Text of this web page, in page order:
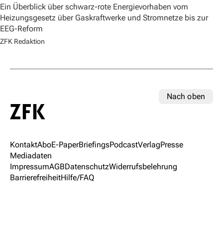
Ein Überblick über schwarz-rote Energievorhaben vom
Heizungsgesetz über Gaskraftwerke und Stromnetze bis zur
EEG-Reform
ZFK Redaktion
Nach oben
KontaktAboE-PaperBriefingsPodcastVerlagPresse
Mediadaten
ImpressumAGBDatenschutzWiderrufsbelehrung
BarrierefreiheitHilfe/FAQ